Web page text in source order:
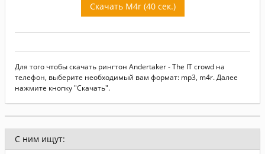
Скачать M4r (40 сек.)
Для того чтобы скачать рингтон Andertaker - The IT crowd на
телефон, выберите необходимый вам формат: mp3, m4r. Далее
нажмите кнопку "Скачать".
С ним ищут: